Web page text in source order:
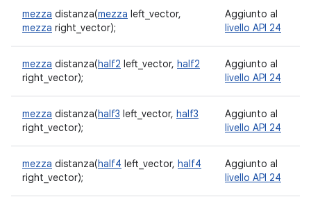
mezza distanza(mezza left_vector,
mezza right_vector);
Aggiunto al
livello API 24
mezza distanza(half2 left_vector, half2
right_vector);
Aggiunto al
livello API 24
mezza distanza(half3 left_vector, half3
right_vector);
Aggiunto al
livello API 24
mezza distanza(half4 left_vector, half4
right_vector);
Aggiunto al
livello API 24